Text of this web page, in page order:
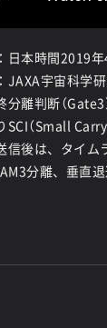
日本時間2019
JAXA宇宙科学
分離判断（
SCI（Small
信後は、タイム
分離、垂直